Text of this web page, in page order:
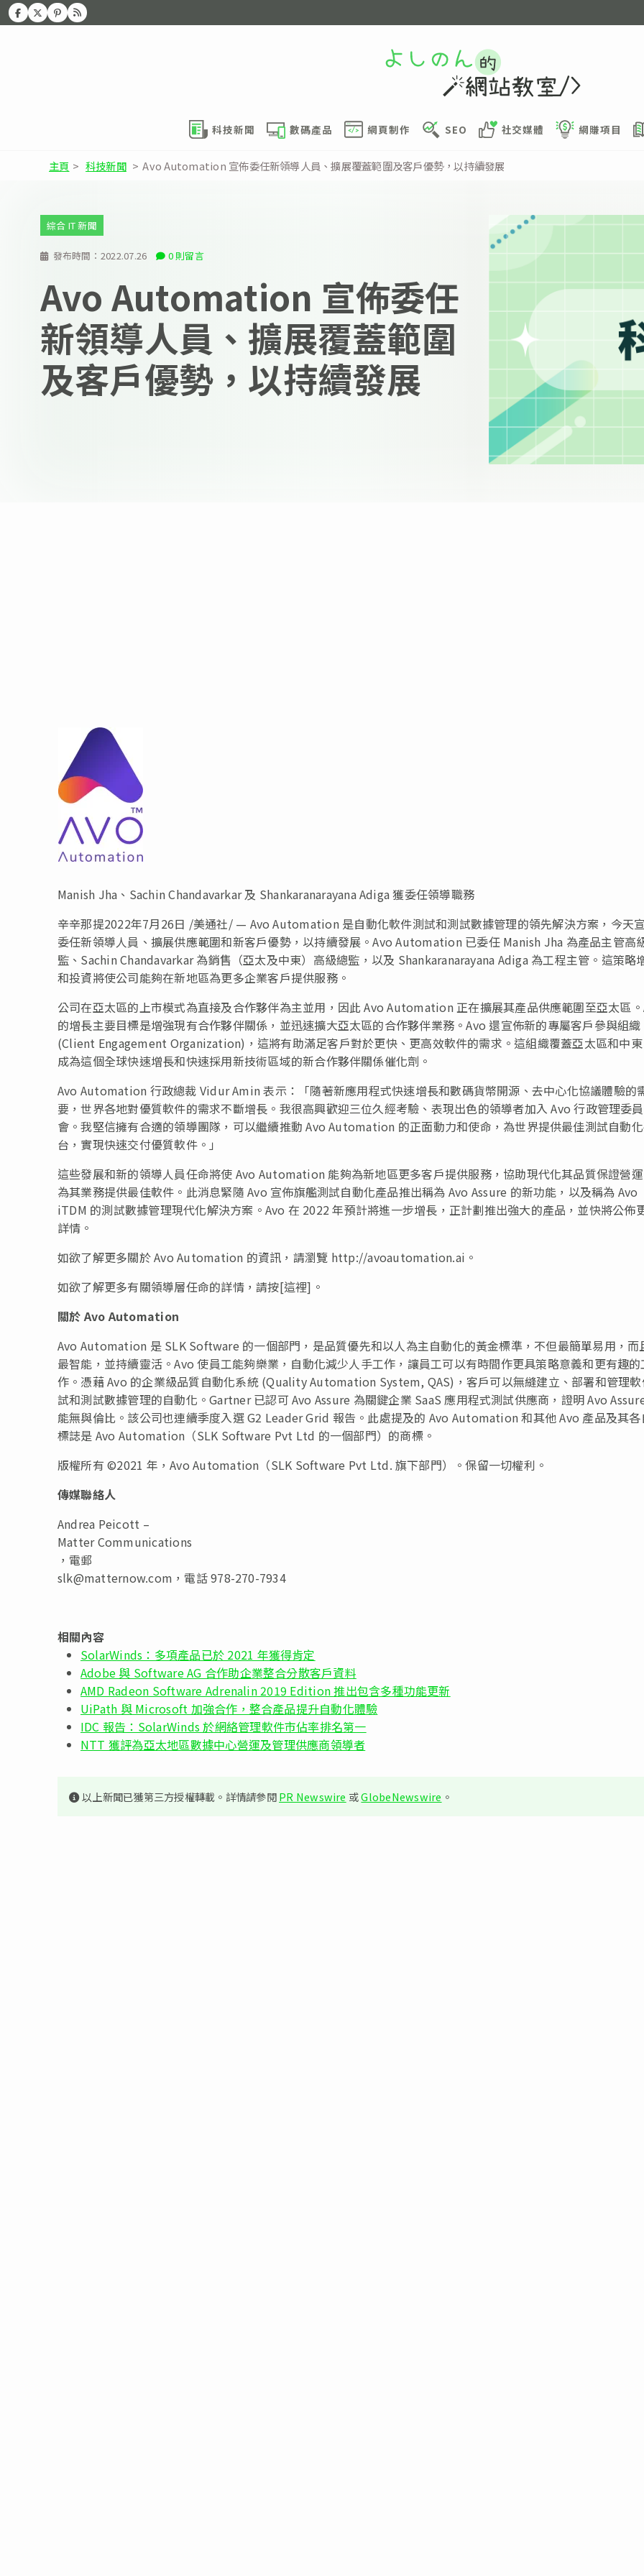
科技新聞 數碼產品 網頁制作 SEO 社交媒體 網賺項目
主頁 > 科技新聞 > Avo Automation 宣佈委任新領導人員、擴展覆蓋範圍及客戶優勢，以持續發展
發布時間： 2022.07.26 0 則留言
綜合 IT 新聞
Avo Automation 宣佈委任
新領導人員、擴展覆蓋範圍
及客戶優勢，以持續發展
Manish Jha、Sachin Chandavarkar 及 Shankaranarayana Adiga 獲委任領導職務
辛辛那提2022年7月26日 /美通社/ — Avo Automation 是自動化軟件測試和測試數據管理的領先解決方案，今天
委任新領導人員、擴展供應範圍和新客戶優勢，以持續發展。Avo Automation 已委任 Manish Jha 為產品主管高
監、Sachin Chandavarkar 為銷售（亞太及中東）高級總監，以及 Shankaranarayana Adiga 為工程主管。這策略
和投資將使公司能夠在新地區為更多企業客戶提供服務。
公司在亞太區的上市模式為直接及合作夥伴為主並用，因此 Avo Automation 正在擴展其產品供應範圍至亞太區
的增長主要目標是增強現有合作夥伴關係，並迅速擴大亞太區的合作夥伴業務。Avo 還宣佈新的專屬客戶參與組織
(Client Engagement Organization)，這將有助滿足客戶對於更快、更高效軟件的需求。這組織覆蓋亞太區和中
成為這個全球快速增長和快速採用新技術區域的新合作夥伴關係催化劑。
Avo Automation 行政總裁 Vidur Amin表示：「隨著新應用程式快速增長和數碼貨幣開源、去中心化協議體驗的
要，世界各地對優質軟件的需求不斷增長。我很高興歡迎三位久經考驗、表現出色的領導者加入 Avo 行政管理委員
會。我堅信擁有合適的領導團隊，可以繼續推動 Avo Automation 的正面動力和使命，為世界提供最佳測試自動
台，實現快速交付優質軟件。」
這些發展和新的領導人員任命將使 Avo Automation 能夠為新地區更多客戶提供服務，協助現代化其品質保證營
為其業務提供最佳軟件。此消息緊隨 Avo 宣佈旗艦測試自動化產品推出稱為 Avo Assure 的新功能，以及稱為 Avo
iTDM 的測試數據管理現代化解決方案。Avo 在 2022 年預計將進一步增長，正計劃推出強大的產品，並快將公佈
詳情。
如欲了解更多關於 Avo Automation 的資訊，請瀏覽 http://avoautomation.ai。
如欲了解更多有關領導層任命的詳情，請按[這裡]。
關於 Avo Automation
Avo Automation 是 SLK Software 的一個部門，是品質優先和以人為主自動化的黃金標準，不但最簡單易用，而
最智能，並持續靈活。Avo 使員工能夠樂業，自動化減少人手工作，讓員工可以有時間作更具策略意義和更有趣的
作。憑藉 Avo 的企業級品質自動化系統 (Quality Automation System, QAS)，客戶可以無縫建立、部署和管理軟
試和測試數據管理的自動化。Gartner 已認可 Avo Assure 為關鍵企業 SaaS 應用程式測試供應商，證明 Avo
能無與倫比。該公司也連續季度入選 G2 Leader Grid 報告。此處提及的 Avo Automation 和其他 Avo 產品及其各
標誌是 Avo Automation（SLK Software Pvt Ltd 的一個部門）的商標。
版權所有 ©2021 年，Avo Automation（SLK Software Pvt Ltd. 旗下部門）。保留一切權利。
傳媒聯絡人
Andrea Peicott –
Matter Communications
，電郵
slk@matternow.com ，電話 978-270-7934
相關內容
SolarWinds：多項產品已於 2021 年獲得肯定
Adobe 與 Software AG 合作助企業整合分散客戶資料
AMD Radeon Software Adrenalin 2019 Edition 推出包含多種功能更新
UiPath 與 Microsoft 加強合作，整合產品提升自動化體驗
IDC 報告：SolarWinds 於網絡管理軟件市佔率排名第一
NTT 獲評為亞太地區數據中心營運及管理供應商領導者
以上新聞已獲第三方授權轉載。詳情請參閱PR Newswire 或GlobeNewswire 。